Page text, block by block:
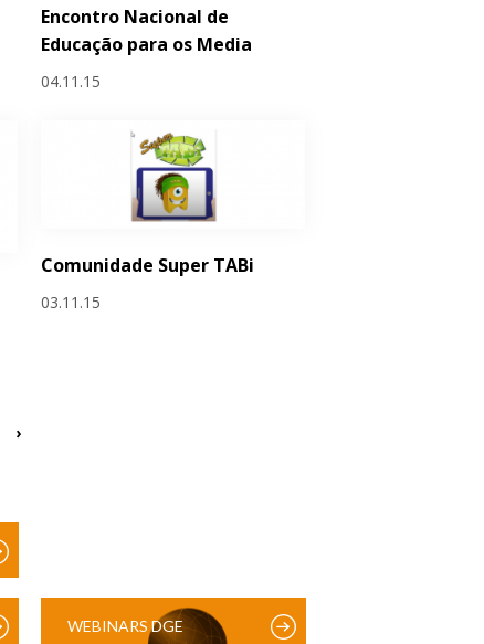
Encontro Nacional de
Educação para os Media
04.11.15
Comunidade Super TABi
03.11.15
›
WEBINARS DGE